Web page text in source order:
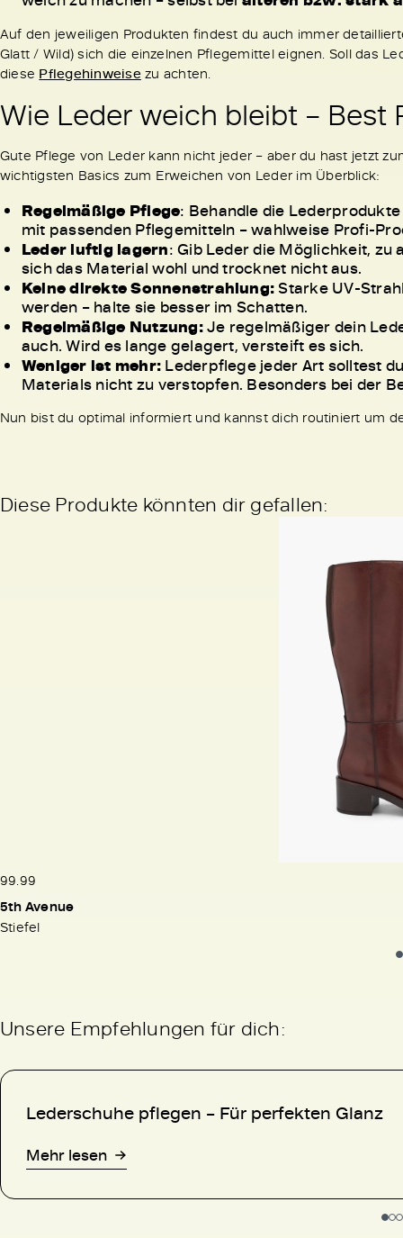
Auf den jeweiligen Produkten findest du auch immer
Glatt / Wild) sich die einzelnen Pflegemittel eignen. Soll das
diese Pflegehinweisezu achten.
Wie Leder weich bleibt –
Gute Pflege von Leder kann nicht jeder – aber du hast jetzt
wichtigsten Basics zum Erweichen von Leder im Überblick:
Regelmäßige Pflege: Behandle die
mit passenden Pflegemitteln – wahlweise Profi-
Leder luftig lagern: Gib Leder die Möglichkeit,
sich das Material wohl und trocknet nicht aus.
Keine direkte Sonnenstrahlung: Starke UV-
werden – halte sie besser im Schatten.
Regelmäßige Nutzung:Je regelmäßiger dein
auch. Wird es lange gelagert, versteift es sich.
Weniger ist mehr: Lederpflege jeder Art solltest
Materials nicht zu verstopfen. Besonders bei der
Nun bist du optimal informiert und kannst dich routiniert um
Diese Produkte könnten dir gefallen:
99.99
5th Avenue
Stiefel
Unsere Empfehlungen für dich:
Lederschuhe pflegen – Für perfekten Glanz
Mehr lesen